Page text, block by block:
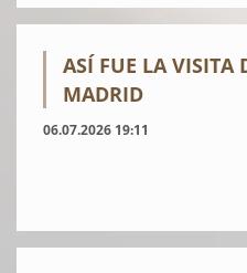
ASÍ FUE LA VISITA
MADRID
06.07.2026 19:11